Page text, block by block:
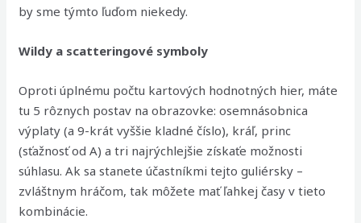
by sme týmto ľuďom niekedy.
Wildy a scatteringové symboly
Oproti úplnému počtu kartových hodnotných hier, máte
tu 5 rôznych postav na obrazovke: osemnásobnica
výplaty (a 9-krát vyššie kladné číslo), kráľ, princ
(sťažnosť od A) a tri najrýchlejšie získaťe možnosti
súhlasu. Ak sa stanete účastníkmi tejto guliérsky –
zvláštnym hráčom, tak môžete mať ľahkej časy v tieto
kombinácie.